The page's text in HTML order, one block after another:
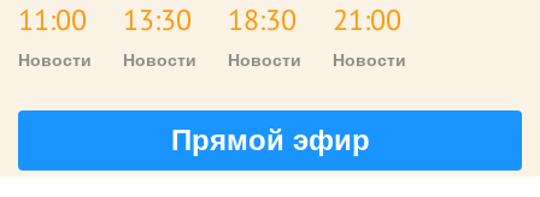
11:00
Новости
13:30
Новости
18:30
Новости
21:00
Новости
Прямой эфир